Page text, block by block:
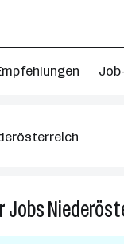
Jobs